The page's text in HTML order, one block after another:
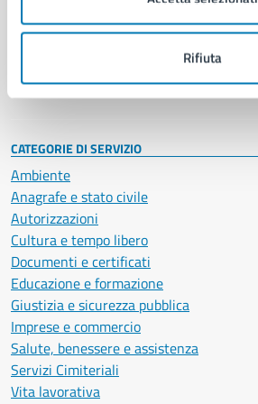
Rifiuta
Politici
Intranet, posta aziendale e protocollo
CATEGORIE DI SERVIZIO
Ambiente
Anagrafe e stato civile
Autorizzazioni
Cultura e tempo libero
Documenti e certificati
Educazione e formazione
Giustizia e sicurezza pubblica
Imprese e commercio
Salute, benessere e assistenza
Servizi Cimiteriali
Vita lavorativa